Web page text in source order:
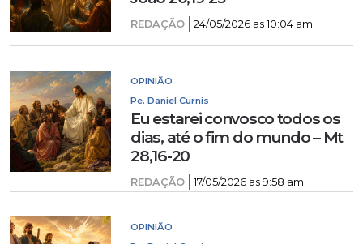
REDAÇÃO 24/05/2026 as 10:04 am
OPINIÃO
Pe. Daniel Curnis
Eu estarei convosco todos os
dias, até o fim do mundo – Mt
28,16-20
REDAÇÃO 17/05/2026 as 9:58 am
OPINIÃO